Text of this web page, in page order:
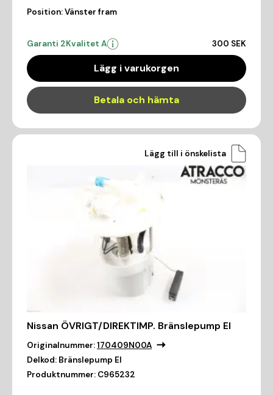
Position:Vänster fram
Garanti 2Kvalitet A 300 SEK
Lägg i varukorgen
Betala och hämta
Lägg till i önskelista
Nissan ÖVRIGT/DIREKTIMP. Bränslepump El
Originalnummer:170409N00A
Delkod: Bränslepump El
Produktnummer: C965232